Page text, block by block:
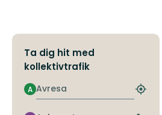
Ta dig hit med
kollektivtrafik
Avresa
A
Hitta